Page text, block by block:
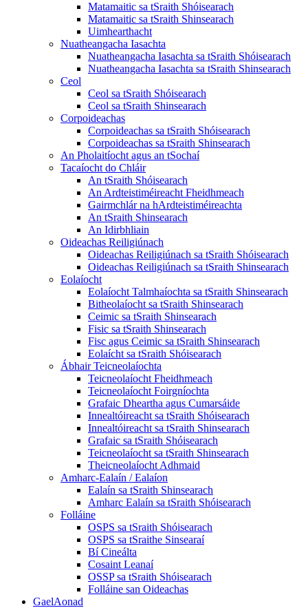
Matamaitic sa tSraith Shóisearach
Matamaitic sa tSraith Shinsearach
Uimhearthacht
Nuatheangacha Iasachta
Nuatheangacha Iasachta sa tSraith Shóisearach
Nuatheangacha Iasachta sa tSraith Shinsearach
Ceol
Ceol sa tSraith Shóisearach
Ceol sa tSraith Shinsearach
Corpoideachas
Corpoideachas sa tSraith Shóisearach
Corpoideachas sa tSraith Shinsearach
An Pholaitíocht agus an tSochaí
Tacaíocht do Chláir
An tSraith Shóisearach
An Ardteistiméireacht Fheidhmeach
Gairmchlár na hArdteistiméireachta
An tSraith Shinsearach
An Idirbhliain
Oideachas Reiligiúnach
Oideachas Reiligiúnach sa tSraith Shóisearach
Oideachas Reiligiúnach sa tSraith Shinsearach
Eolaíocht
Eolaíocht Talmhaíochta sa tSraith Shinsearach
Bitheolaíocht sa tSraith Shinsearach
Ceimic sa tSraith Shinsearach
Fisic sa tSraith Shinsearach
Fisc agus Ceimic sa tSraith Shinsearach
Eolaícht sa tSraith Shóisearach
Ábhair Teicneolaíochta
Teicneolaíocht Fheidhmeach
Teicneolaíocht Foirgníochta
Grafaic Dheartha agus Cumarsáide
Innealtóireacht sa tSraith Shóisearach
Innealtóireacht sa tSraith Shinsearach
Grafaic sa tSraith Shóisearach
Teicneolaíocht sa tSraith Shinsearach
Theicneolaíocht Adhmaid
Amharc-Ealaín / Ealaíon
Ealaín sa tSraith Shinsearach
Amharc Ealaín sa tSraith Shóisearach
Folláine
OSPS sa tSraith Shóisearach
OSPS sa tSraithe Sinsearaí
Bí Cineálta
Cosaint Leanaí
OSSP sa tSraith Shóisearach
Folláine san Oideachas
GaelAonad